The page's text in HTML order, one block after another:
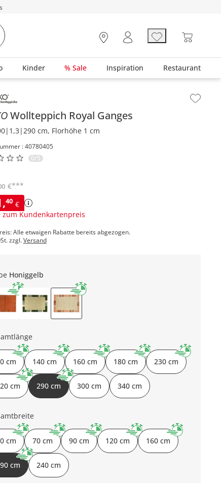
Kinder % Sale Inspiration Restaurant
Seitenleiste überspringen - Zum Seitenende
Wollteppich Royal Ganges
cm, Florhöhe 1 cm
: 40780405
0/5
,40 €
zum Kundenkartenpreis
€***
Alle etwaigen Rabatte bereits abgezogen.
zzgl.Versand
Honiggelb
cm 140 cm 160 cm 180 cm 230 cm
cm 290 cm 300 cm 340 cm
cm 70 cm 90 cm 120 cm 160 cm
cm 240 cm